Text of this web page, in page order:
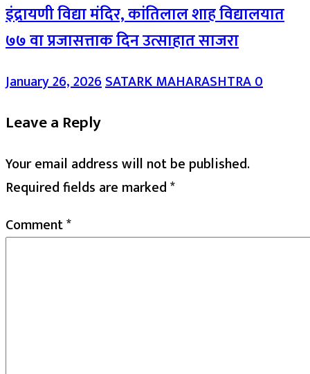
इंद्रायणी विद्या मंदिर, कांतिलाल शाह विद्यालयात
७७ वा प्रजासत्ताक दिन उत्साहात साजरा
January 26, 2026SATARK MAHARASHTRA0
Leave a Reply
Your email address will not be published.
Required fields are marked*
Comment*